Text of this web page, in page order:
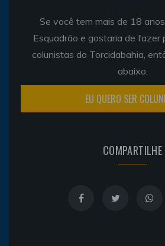
Se você tem mais de 18
Esquadrão e gostaria de fazer
colunistas do Torcidabahia,
abaixo.
EU QUERO SER
COMPARTILHE